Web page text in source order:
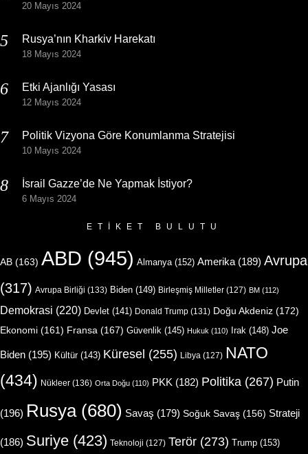
20 Mayıs 2024
Rusya’nın Kharkiv Harekatı
18 Mayıs 2024
Etki Ajanlığı Yasası
12 Mayıs 2024
Politik Vizyona Göre Konumlanma Stratejisi
10 Mayıs 2024
İsrail Gazze’de Ne Yapmak İstiyor?
6 Mayıs 2024
ETIKET BULUTU
AB (163) ABD (945) Almanya(152) Amerika (189) Avrupa
(317) Avrupa Birliği (133) Biden (149) Birleşmiş Milletler (127) BM (112)
Demokrasi (220) Devlet (141) Donald Trump (131) Doğu Akdeniz (172)
Ekonomi (161) Fransa (167) Güvenlik (145) Hukuk (110) Irak (148) Joe
Biden (195) Kültür(143) Küresel (255) Libya (127) NATO
(434) Nükleer (136) Orta Doğu (110) PKK (182) Politika (267) Putin
(196) Rusya(680) Savaş (179) Soğuk Savaş (156) Strateji
(186) Suriye (423) Teknoloji (127) Terör (273) Trump (153)